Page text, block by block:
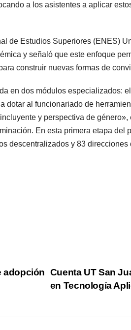
a los asistentes a aplicar
de Estudios Superiores (ENES)
y señaló que este enfoque
construir nuevas formas de
en dos módulos especializados:
dotar al funcionariado de
y perspectiva de
En esta primera etapa del
descentralizados y 83
Cuenta UT San
en Tecnología
adopción